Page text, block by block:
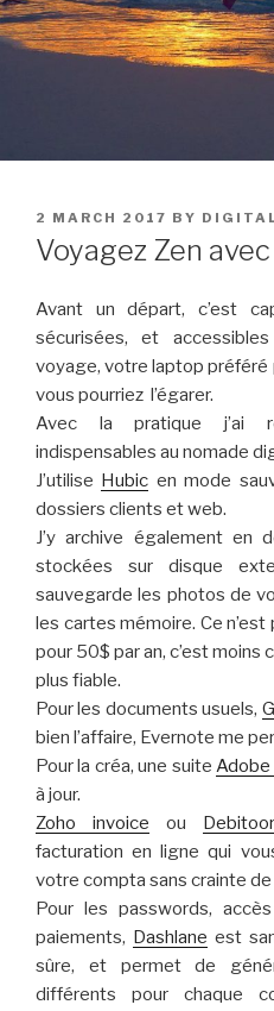
POSTED
ON
2 MARCH 2017 BY
Voyagez Zen
Avant un départ, c’est
sécurisées, et
voyage, votre laptop préféré
vous pourriez l’égarer.
Avec la pratique j’ai
indispensables au nomade
J’utilise Hubic en mode
dossiers clients et web.
J’y archive également en
stockées sur disque
sauvegarde les photos de
les cartes mémoire. Ce
pour 50$ par an, c’est moins
plus fiable.
Pour les documents usuels,
bien l’affaire, Evernote me
Pour la créa, une suiteAdobe
à jour.
Zoho invoice ou Debitoor
facturation en ligne qui
votre compta sans crainte de
Pour les passwords,
paiements, Dashlane est
sûre, et permet de
différents pour chaque